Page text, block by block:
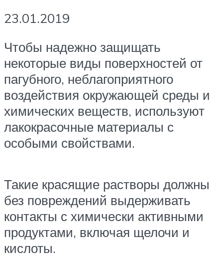
23.01.2019
Чтобы надежно защищать
некоторые виды поверхностей от
пагубного, неблагоприятного
воздействия окружающей среды и
химических веществ, используют
лакокрасочные материалы с
особыми свойствами.
Такие красящие растворы должны
без повреждений выдерживать
контакты с химически активными
продуктами, включая щелочи и
кислоты.